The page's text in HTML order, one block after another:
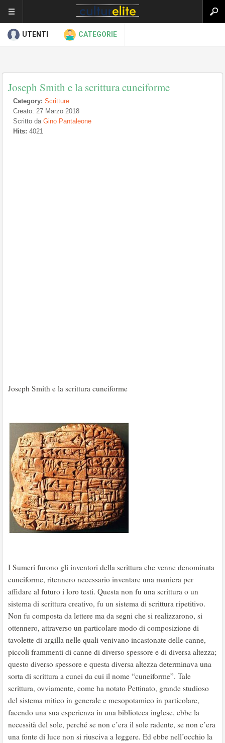
UTENTI CATEGORIE
Joseph Smith e la scrittura cuneiforme
Category: Scritture
Creato: 27 Marzo 2018
Scritto da Gino Pantaleone
Hits: 4021
Joseph Smith e la scrittura cuneiforme
I Sumeri furono gli inventori della scrittura che venne denominata
cuneiforme, ritennero necessario inventare una maniera per
affidare al futuro i loro testi. Questa non fu una scrittura o un
sistema di scrittura creativo, fu un sistema di scrittura ripetitivo.
Non fu composta da lettere ma da segni che si realizzarono, si
ottennero, attraverso un particolare modo di composizione di
tavolette di argilla nelle quali venivano incastonate delle canne,
piccoli frammenti di canne di diverso spessore e di diversa altezza;
questo diverso spessore e questa diversa altezza determinava una
sorta di scrittura a cunei da cui il nome “cuneiforme”. Tale
scrittura, ovviamente, come ha notato Pettinato, grande studioso
del sistema mitico in generale e mesopotamico in particolare,
facendo una sua esperienza in una biblioteca inglese, ebbe la
necessità del sole, perché se non c’era il sole radente, se non c’era
una fonte di luce non si riusciva a leggere. Ed ebbe nell’occhio la